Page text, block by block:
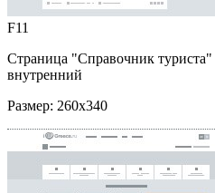
F11
Страница "Справочник туриста"
внутренний
Размер: 260x340